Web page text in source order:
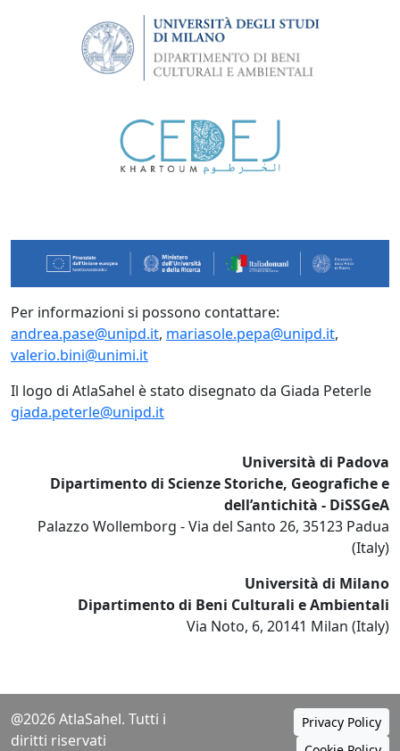
Per informazioni si possono contattare:
andrea.pase@unipd.it, mariasole.pepa@unipd.it,
valerio.bini@unimi.it
Il logo di AtlaSahel è stato disegnato da Giada Peterle
giada.peterle@unipd.it
Università di Padova
Dipartimento di Scienze Storiche, Geografiche e
dell’antichità - DiSSGeA
Palazzo Wollemborg - Via del Santo 26, 35123 Padua
(Italy)
Università di Milano
Dipartimento di Beni Culturali e Ambientali
Via Noto, 6, 20141 Milan (Italy)
@2026 AtlaSahel. Tutti i
diritti riservati
Privacy Policy